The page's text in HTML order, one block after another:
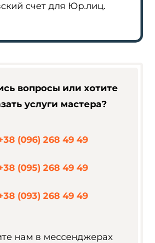
счет для Юр.лиц.
вопросы или хотите
услуги мастера?
(096) 268 49 49
(095) 268 49 49
(093) 268 49 49
нам в мессенджерах